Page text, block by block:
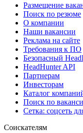
Размещение
Поиск по резюме
О компании
Наши вакансии
Реклама на сайте
Требования к ПО
Безопасный
HeadHunter API
Партнерам
Инвесторам
Каталог
Поиск по
Сетка: соцсеть
Соискателям